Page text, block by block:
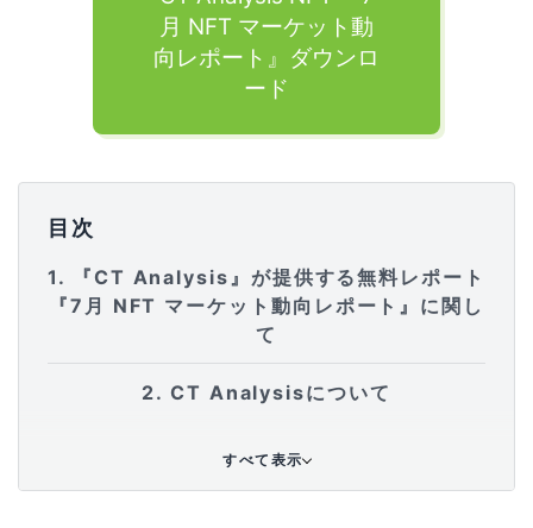
月 NFT マーケット動
向レポート』ダウンロ
ード
目次
1
『CT Analysis』が提供する無料レポート
『7月 NFT マーケット動向レポート』に関し
て
2 CT Analysisについて
すべて表示